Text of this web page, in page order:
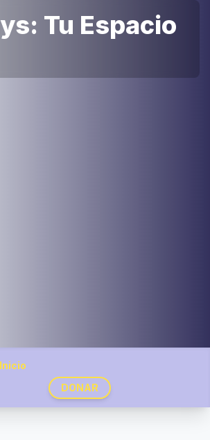
Tu Espacio
Inicio
DONAR